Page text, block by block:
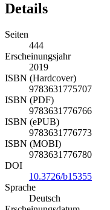
Details
Seiten
444
Erscheinungsjahr
2019
ISBN (Hardcover)
9783631775707
ISBN (PDF)
9783631776766
ISBN (ePUB)
9783631776773
ISBN (MOBI)
9783631776780
DOI
10.3726/b15355
Sprache
Deutsch